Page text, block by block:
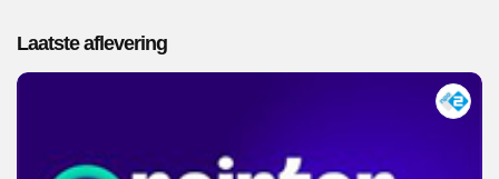
Laatste aflevering